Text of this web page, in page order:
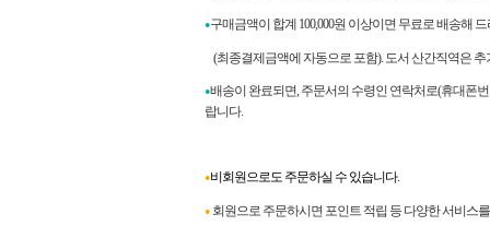
●구매금액이 합계 100,000원 이상이면 무료로 배송해
(최종결제금액에 자동으로 포함). 도서 산간직역은
●배송이 완료되면, 주문서의 수령인 연락처로(휴대폰
랍니다.
●비회원으로도 주문하실 수 있습니다.
● 회원으로 주문하시면 포인트 적립 등 다양한 서비스